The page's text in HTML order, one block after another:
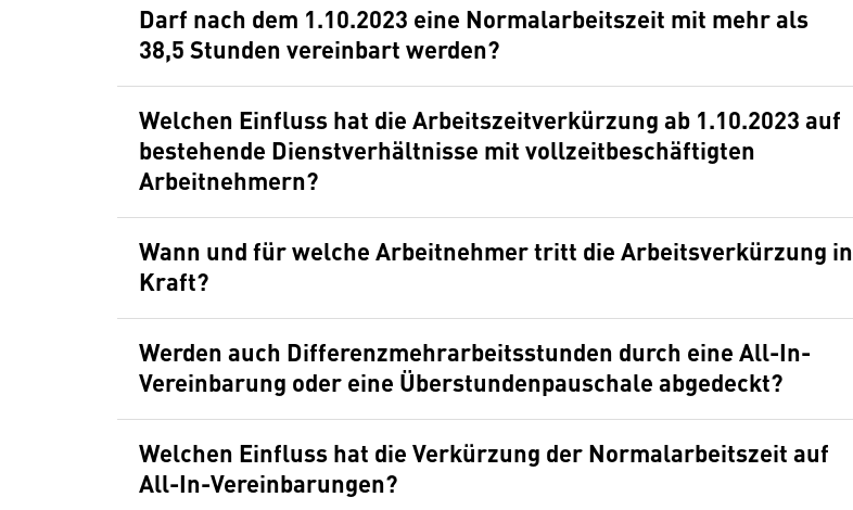
Darf nach dem 1.10.2023 eine Normalarbeitszeit mit mehr als
38,5 Stunden vereinbart werden?
Welchen Einfluss hat die Arbeitszeitverkürzung ab 1.10.2023 auf
bestehende Dienstverhältnisse mit vollzeitbeschäftigten
Arbeitnehmern?
Wann und für welche Arbeitnehmer tritt die Arbeitsverkürzung in
Kraft?
Werden auch Differenzmehrarbeitsstunden durch eine All-In-
Vereinbarung oder eine Überstundenpauschale abgedeckt?
Welchen Einfluss hat die Verkürzung der Normalarbeitszeit auf
All-In-Vereinbarungen?